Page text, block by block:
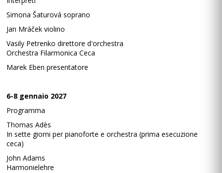
Simona Šaturová soprano
Jan Mráček violino
Vasily Petrenko direttore d'orchestra
Orchestra Filarmonica Ceca
Marek Eben presentatore
6-8 gennaio 2027
Programma
Thomas Adès
In sette giorni per pianoforte e orchestra (prima esecuzione
ceca)
John Adams
Harmonielehre